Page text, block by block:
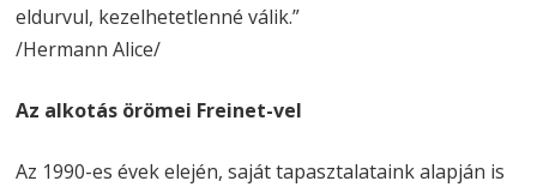
eldurvul, kezelhetetlenné válik.”
/Hermann Alice/
Az alkotás örömei Freinet-vel
Az 1990-es évek elején, saját tapasztalataink alapján is